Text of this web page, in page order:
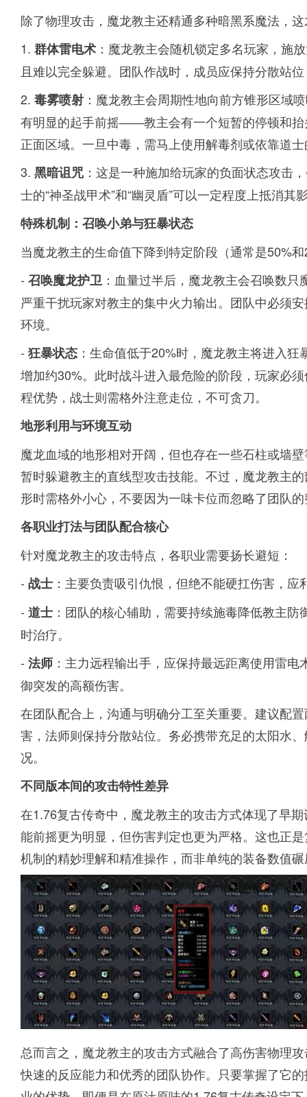
除了物理攻击，魔龙教主还精通多种暗黑系魔法，
1. 群体雷电术 ：魔龙教主会随机锁定多名玩家，施
且难以完全躲避。团队作战时，成员应保持分散站
2. 毒雾喷射 ：魔龙教主会周期性地向前方锥形区域
有明显的起手前摇——教主会有一个短暂的停顿和
正面区域。一旦中毒，需马上使用解毒剂或依靠道
3. 黑暗诅咒 ：这是一种施加给玩家的负面状态攻击
士的“神圣战甲术”和“幽灵盾”可以一定程度上抵消其
特殊机制：召唤小弟与狂暴状态
当魔龙教主的生命值下降到特定阶段（通常是50%
- 召唤魔龙护卫 ：血量过半后，魔龙教主会召唤数
严重干扰玩家对教主的集中火力输出。团队中必须
环境。
- 狂暴状态 ：生命值低于20%时，魔龙教主将进入
增加约30%。此时战斗进入最危险的阶段，玩家必
程优势，战士则需格外注意走位，不可贪刀。
地形利用与环境互动
魔龙血域的地形相对开阔，但也存在一些石柱或墙
暂时躲避教主的直线型攻击技能。不过，魔龙教主
形时需格外小心，不要因为一味卡位而忽略了团队
各职业打法与团队配合核心
针对魔龙教主的攻击特点，各职业需要扬长避短：
- 战士 ：主要负责吸引仇恨，但绝不能硬扛伤害，
- 道士 ：团队的核心辅助，需要持续施毒降低教主
时治疗。
- 法师 ：主力远程输出手，应保持最远距离使用雷
御突发的高额伤害。
在团队配合上，沟通与明确分工至关重要。建议配
害，法师则保持分散站位。务必携带充足的太阳水
况。
不同版本间的攻击特性差异
在1.76复古传奇中，魔龙教主的攻击方式体现了早
能前摇更为明显，但伤害判定也更为严格。这也
机制的精妙理解和精准操作，而非单纯的装备数值
总而言之，魔龙教主的攻击方式融合了高伤害物理
快速的反应能力和优秀的团队协作。只要掌握了它